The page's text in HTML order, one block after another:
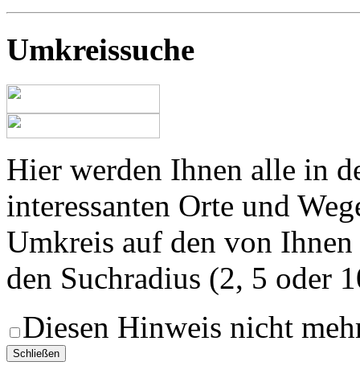
Umkreissuche
Hier werden Ihnen alle in
interessanten Orte und
Umkreis auf den von
den Suchradius (2, 5 oder
Diesen Hinweis nicht
Schließen